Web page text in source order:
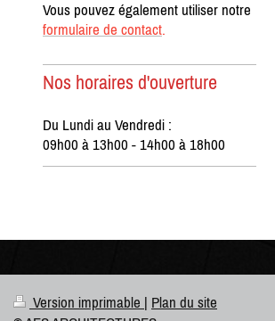
Vous pouvez également utiliser notre
formulaire de contact.
Nos horaires d'ouverture
Du Lundi au Vendredi :
09h00 à 13h00 - 14h00 à 18h00
Version imprimable | Plan du site